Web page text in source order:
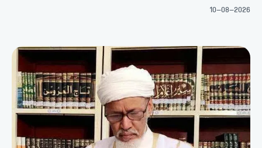
10-08-2026